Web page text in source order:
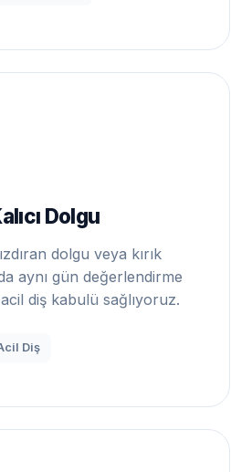
Dolgu
dolgu veya kırık
aynı gün değerlendirme
diş kabulü sağlıyoruz.
Diş